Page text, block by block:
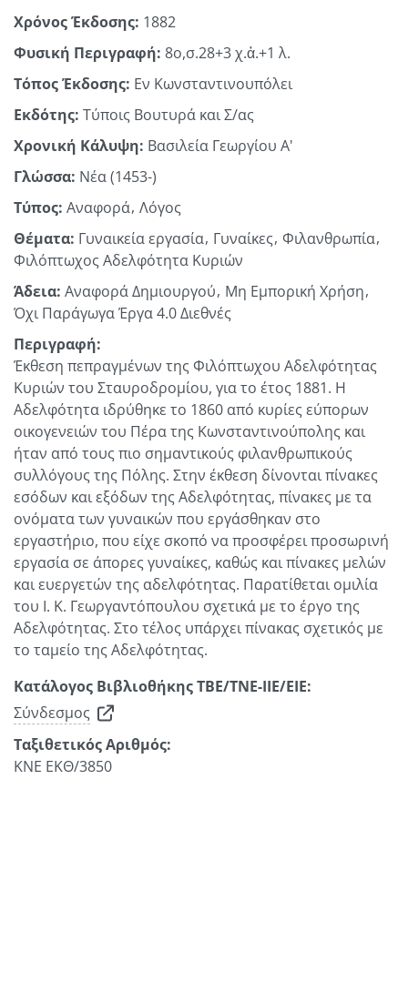
Χρόνος Έκδοσης: 1882
Φυσική Περιγραφή: 8ο,σ.28+3 χ.ἀ.+1 λ.
Τόπος Έκδοσης: Εν Κωνσταντινουπόλει
Εκδότης: Τύποις Βουτυρά και Σ/ας
Χρονική Κάλυψη: Βασιλεία Γεωργίου Α'
Γλώσσα: Νέα (1453-)
Τύπος: Αναφορά Λόγος
Θέματα: Γυναικεία εργασία Γυναίκες Φιλανθρωπία
Φιλόπτωχος Αδελφότητα Κυριών
Άδεια: Αναφορά Δημιουργού Μη Εμπορική Χρήση
Όχι Παράγωγα Έργα 4.0 Διεθνές
Περιγραφή:
Έκθεση πεπραγμένων της Φιλόπτωχου Αδελφότητας
Κυριών του Σταυροδρομίου, για το έτος 1881. Η
Αδελφότητα ιδρύθηκε το 1860 από κυρίες εύπορων
οικογενειών του Πέρα της Κωνσταντινούπολης και
ήταν από τους πιο σημαντικούς φιλανθρωπικούς
συλλόγους της Πόλης. Στην έκθεση δίνονται πίνακες
εσόδων και εξόδων της Αδελφότητας, πίνακες με τα
ονόματα των γυναικών που εργάσθηκαν στο
εργαστήριο, που είχε σκοπό να προσφέρει προσωρινή
εργασία σε άπορες γυναίκες, καθώς και πίνακες μελών
και ευεργετών της αδελφότητας. Παρατίθεται ομιλία
του Ι. Κ. Γεωργαντόπουλου σχετικά με το έργο της
Αδελφότητας. Στο τέλος υπάρχει πίνακας σχετικός με
το ταμείο της Αδελφότητας.
Κατάλογος Βιβλιοθήκης ΤΒΕ/ΤΝΕ-ΙΙΕ/ΕΙΕ:
Σύνδεσμος
Ταξιθετικός Αριθμός:
ΚΝΕ ΕΚΘ/3850